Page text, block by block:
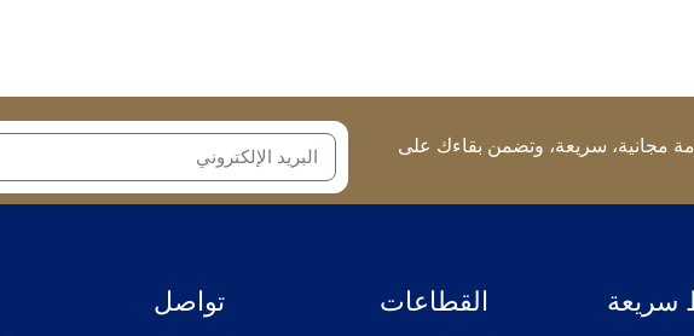
مجانية، سريعة، وتضمن بقاءك على
سريعة القطاعات تواصل